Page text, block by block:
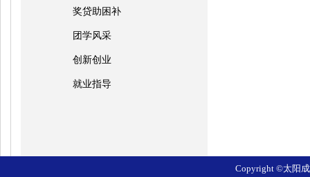
奖贷助困补
团学风采
创新创业
就业指导
Copyright ©太阳